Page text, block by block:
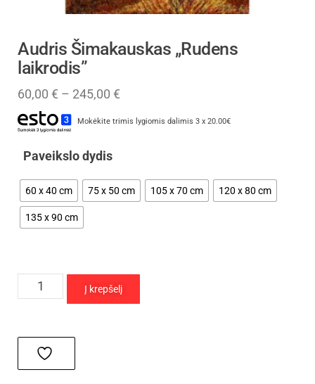
Audris Šimakauskas „Rudens
laikrodis”
60,00 € – 245,00 €
Mokėkite trimis lygiomis dalimis 3 x 20.00€
Paveikslo dydis
60 x 40 cm 75 x 50 cm 105 x 70 cm 120 x 80 cm
135 x 90 cm
Į krepšelį